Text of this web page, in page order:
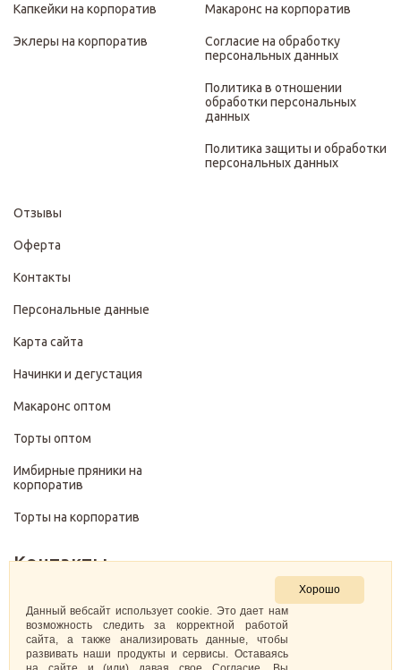
Капкейки на корпоратив
Эклеры на корпоратив
Макаронс на корпоратив
Согласие на обработку
персональных данных
Политика в отношении
обработки персональных
данных
Политика защиты и обработки
персональных данных
Отзывы
Оферта
Контакты
Персональные данные
Карта сайта
Начинки и дегустация
Макаронс оптом
Торты оптом
Имбирные пряники на
корпоратив
Торты на корпоратив
Контакты
+7 (499) 322-28-29
pirojenka.rf@gmail.com
Хорошо
Данный вебсайт использует cookie. Это дает нам
возможность следить за корректной работой
сайта, а также анализировать данные, чтобы
развивать наши продукты и сервисы. Оставаясь